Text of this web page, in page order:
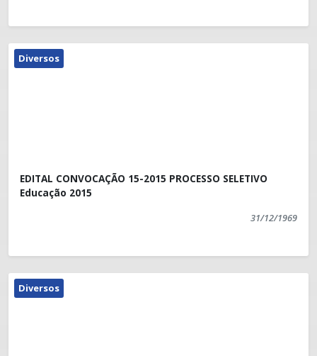
Diversos
EDITAL CONVOCAÇÃO 15-2015 PROCESSO SELETIVO
Educação 2015
31/12/1969
Diversos